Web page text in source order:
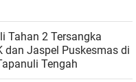
Tahan 2 Tersangka
dan Jaspel Puskesmas di
Tengah